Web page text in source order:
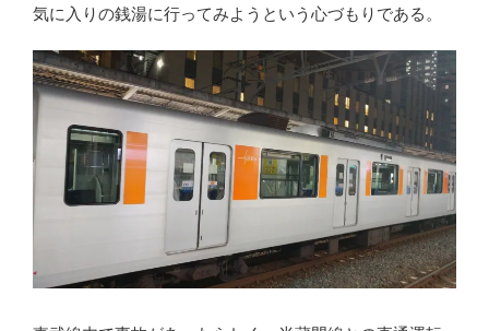
気に入りの銭湯に行ってみようという心づもりである。